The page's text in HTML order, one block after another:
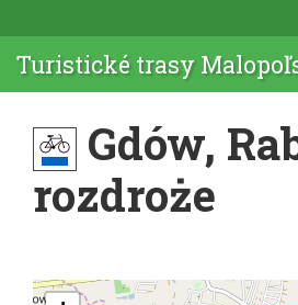
Turistické trasy
Gdów,
rozdroże